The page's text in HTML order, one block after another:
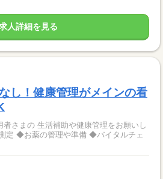
人詳細を見る
し！健康管理がメインの看
者さまの 生活補助や健康管理をお願いし